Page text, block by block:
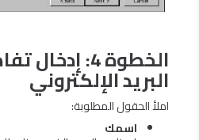
الخطوة 4:
البريد الإلكتروني
املأ الحقول المطلوبة:
اسمك